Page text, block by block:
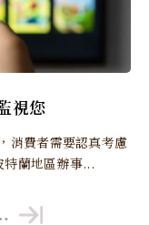
視您
消費者需要認真考慮
蘭地區辦事...